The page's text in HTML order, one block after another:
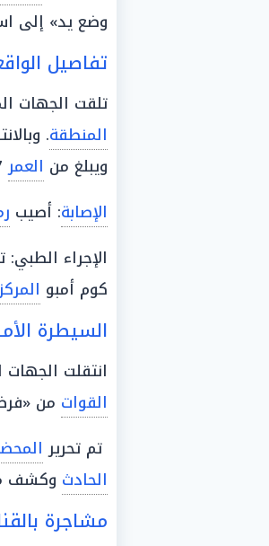
وضع يد» إلى
تفاصيل
تلقت الجهات
المنطقة.
ويبلغ من العمر37 عاماً، وهو من
الإصابة: أصيب
الإجراء
كوم أمبو
السيطرة
انتقلت الجهات
القوات من
تم تحرير
الحادث وكشف
مشاجرة